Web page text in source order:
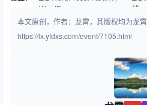
本文原创，作者：龙霄，其版权均为龙
https://lx.yfdxs.com/event/7105.html